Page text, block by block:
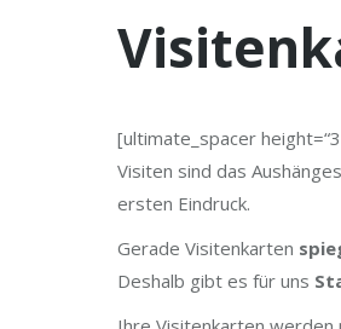
[ultimate_spacer
Visiten sind das
ersten Eindruck.
Gerade Visitenkarten
Deshalb gibt es für uns